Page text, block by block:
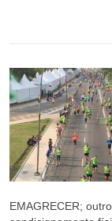
EMAGRECER;